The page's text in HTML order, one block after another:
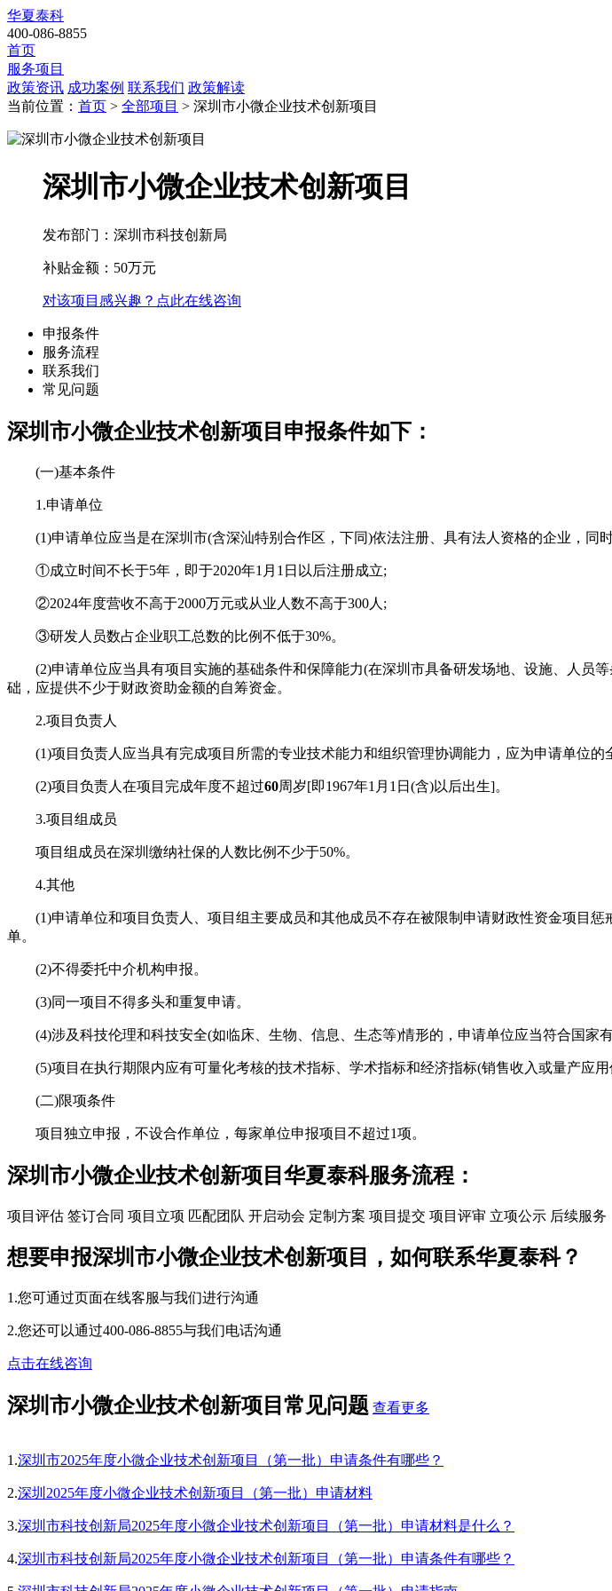
华夏泰科
400-086-8855
首页
服务项目
政策资讯 成功案例 联系我们 政策解读
当前位置： 首页 > 全部项目 > 深圳市小微企业技术创新项目
深圳市小微企业技术创新项目
发布部门：深圳市科技创新局
补贴金额： 50万元
对该项目感兴趣？点此在线咨询
申报条件
服务流程
联系我们
常见问题
深圳市小微企业技术创新项目申报条件如下：
(一)基本条件
1.申请单位
(1)申请单位应当是在深圳市(含深汕特别合作区，下同)依法注册、具有法人资格的企业，同时
①成立时间不长于5年，即于2020年1月1日以后注册成立;
②2024年度营收不高于2000万元或从业人数不高于300人;
③研发人员数占企业职工总数的比例不低于30%。
(2)申请单位应当具有项目实施的基础条件和保障能力(在深圳市具备研发场地、设施、人员
础，应提供不少于财政资助金额的自筹资金。
2.项目负责人
(1)项目负责人应当具有完成项目所需的专业技术能力和组织管理协调能力，应为申请单位的
(2)项目负责人在项目完成年度不超过60周岁[即1967年1月1日(含)以后出生]。
3.项目组成员
项目组成员在深圳缴纳社保的人数比例不少于50%。
4.其他
(1)申请单位和项目负责人、项目组主要成员和其他成员不存在被限制申请财政性资金项目惩
单。
(2)不得委托中介机构申报。
(3)同一项目不得多头和重复申请。
(4)涉及科技伦理和科技安全(如临床、生物、信息、生态等)情形的，申请单位应当符合国家有
(5)项目在执行期限内应有可量化考核的技术指标、学术指标和经济指标(销售收入或量产应用
(二)限项条件
项目独立申报，不设合作单位，每家单位申报项目不超过1项。
深圳市小微企业技术创新项目华夏泰科服务流程：
项目评估 签订合同 项目立项 匹配团队 开启动会 定制方案 项目提交 项目评审 立项公示 后续服务
想要申报深圳市小微企业技术创新项目，如何联系华夏泰科？
1.您可通过页面在线客服与我们进行沟通
2.您还可以通过400-086-8855与我们电话沟通
点击在线咨询
深圳市小微企业技术创新项目常见问题 查看更多
1.深圳市2025年度小微企业技术创新项目（第一批）申请条件有哪些？
2.深圳2025年度小微企业技术创新项目（第一批）申请材料
3.深圳市科技创新局2025年度小微企业技术创新项目（第一批）申请材料是什么？
4.深圳市科技创新局2025年度小微企业技术创新项目（第一批）申请条件有哪些？